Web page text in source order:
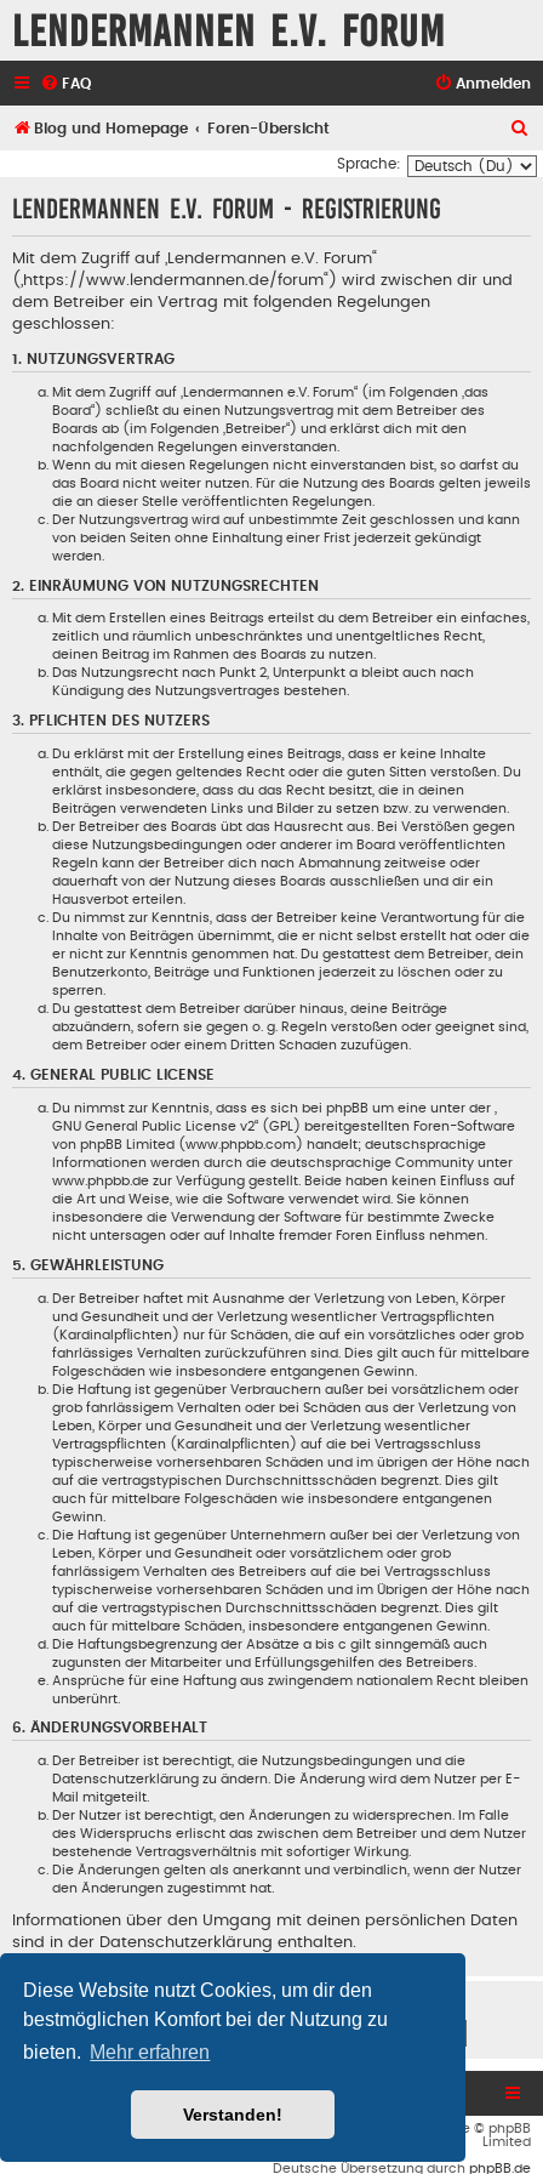
Diese Website nutzt Cookies, um dir den
bestmöglichen Komfort bei der Nutzung zu
bieten. Mehr erfahren
Verstanden!
Lendermannen e.V. Forum
FAQ Anmelden
Blog und Homepage Foren-Übersicht
u
Sprache:
Lendermannen e.V. Forum - Registrierung
Mit dem Zugriff auf „Lendermannen e.V. Forum“
(„https://www.lendermannen.de/forum“) wird zwischen dir und
dem Betreiber ein Vertrag mit folgenden Regelungen
geschlossen:
1. NUTZUNGSVERTRAG
Mit dem Zugriff auf „Lendermannen e.V. Forum“ (im Folgenden „das
Board“) schließt du einen Nutzungsvertrag mit dem Betreiber des
Boards ab (im Folgenden „Betreiber“) und erklärst dich mit den
nachfolgenden Regelungen einverstanden.
Wenn du mit diesen Regelungen nicht einverstanden bist, so darfst du
das Board nicht weiter nutzen. Für die Nutzung des Boards gelten jeweils
die an dieser Stelle veröffentlichten Regelungen.
Der Nutzungsvertrag wird auf unbestimmte Zeit geschlossen und kann
von beiden Seiten ohne Einhaltung einer Frist jederzeit gekündigt
werden.
2. EINRÄUMUNG VON NUTZUNGSRECHTEN
Mit dem Erstellen eines Beitrags erteilst du dem Betreiber ein einfaches,
zeitlich und räumlich unbeschränktes und unentgeltliches Recht,
deinen Beitrag im Rahmen des Boards zu nutzen.
Das Nutzungsrecht nach Punkt 2, Unterpunkt a bleibt auch nach
Kündigung des Nutzungsvertrages bestehen.
3. PFLICHTEN DES NUTZERS
Du erklärst mit der Erstellung eines Beitrags, dass er keine Inhalte
enthält, die gegen geltendes Recht oder die guten Sitten verstoßen. Du
erklärst insbesondere, dass du das Recht besitzt, die in deinen
Beiträgen verwendeten Links und Bilder zu setzen bzw. zu verwenden.
Der Betreiber des Boards übt das Hausrecht aus. Bei Verstößen gegen
diese Nutzungsbedingungen oder anderer im Board veröffentlichten
Regeln kann der Betreiber dich nach Abmahnung zeitweise oder
dauerhaft von der Nutzung dieses Boards ausschließen und dir ein
Hausverbot erteilen.
Du nimmst zur Kenntnis, dass der Betreiber keine Verantwortung für die
Inhalte von Beiträgen übernimmt, die er nicht selbst erstellt hat oder die
er nicht zur Kenntnis genommen hat. Du gestattest dem Betreiber, dein
Benutzerkonto, Beiträge und Funktionen jederzeit zu löschen oder zu
sperren.
Du gestattest dem Betreiber darüber hinaus, deine Beiträge
abzuändern, sofern sie gegen o. g. Regeln verstoßen oder geeignet sind,
dem Betreiber oder einem Dritten Schaden zuzufügen.
4. GENERAL PUBLIC LICENSE
Du nimmst zur Kenntnis, dass es sich bei phpBB um eine unter der „
GNU General Public License v2“ (GPL) bereitgestellten Foren-Software
von phpBB Limited (www.phpbb.com) handelt; deutschsprachige
Informationen werden durch die deutschsprachige Community unter
www.phpbb.de zur Verfügung gestellt. Beide haben keinen Einfluss auf
die Art und Weise, wie die Software verwendet wird. Sie können
insbesondere die Verwendung der Software für bestimmte Zwecke
nicht untersagen oder auf Inhalte fremder Foren Einfluss nehmen.
5. GEWÄHRLEISTUNG
Der Betreiber haftet mit Ausnahme der Verletzung von Leben, Körper
und Gesundheit und der Verletzung wesentlicher Vertragspflichten
(Kardinalpflichten) nur für Schäden, die auf ein vorsätzliches oder grob
fahrlässiges Verhalten zurückzuführen sind. Dies gilt auch für mittelbare
Folgeschäden wie insbesondere entgangenen Gewinn.
Die Haftung ist gegenüber Verbrauchern außer bei vorsätzlichem oder
grob fahrlässigem Verhalten oder bei Schäden aus der Verletzung von
Leben, Körper und Gesundheit und der Verletzung wesentlicher
Vertragspflichten (Kardinalpflichten) auf die bei Vertragsschluss
typischerweise vorhersehbaren Schäden und im übrigen der Höhe nach
auf die vertragstypischen Durchschnittsschäden begrenzt. Dies gilt
auch für mittelbare Folgeschäden wie insbesondere entgangenen
Gewinn.
Die Haftung ist gegenüber Unternehmern außer bei der Verletzung von
Leben, Körper und Gesundheit oder vorsätzlichem oder grob
fahrlässigem Verhalten des Betreibers auf die bei Vertragsschluss
typischerweise vorhersehbaren Schäden und im Übrigen der Höhe nach
auf die vertragstypischen Durchschnittsschäden begrenzt. Dies gilt
auch für mittelbare Schäden, insbesondere entgangenen Gewinn.
Die Haftungsbegrenzung der Absätze a bis c gilt sinngemäß auch
zugunsten der Mitarbeiter und Erfüllungsgehilfen des Betreibers.
Ansprüche für eine Haftung aus zwingendem nationalem Recht bleiben
unberührt.
6. ÄNDERUNGSVORBEHALT
Der Betreiber ist berechtigt, die Nutzungsbedingungen und die
Datenschutzerklärung zu ändern. Die Änderung wird dem Nutzer per E-
Mail mitgeteilt.
Der Nutzer ist berechtigt, den Änderungen zu widersprechen. Im Falle
des Widerspruchs erlischt das zwischen dem Betreiber und dem Nutzer
bestehende Vertragsverhältnis mit sofortiger Wirkung.
Die Änderungen gelten als anerkannt und verbindlich, wenn der Nutzer
den Änderungen zugestimmt hat.
Informationen über den Umgang mit deinen persönlichen Daten
sind in der Datenschutzerklärung enthalten.
Blog und Homepage Foren-Übersicht
® Forum Software © phpBB
Limited
Deutsche Übersetzung durch phpBB.de